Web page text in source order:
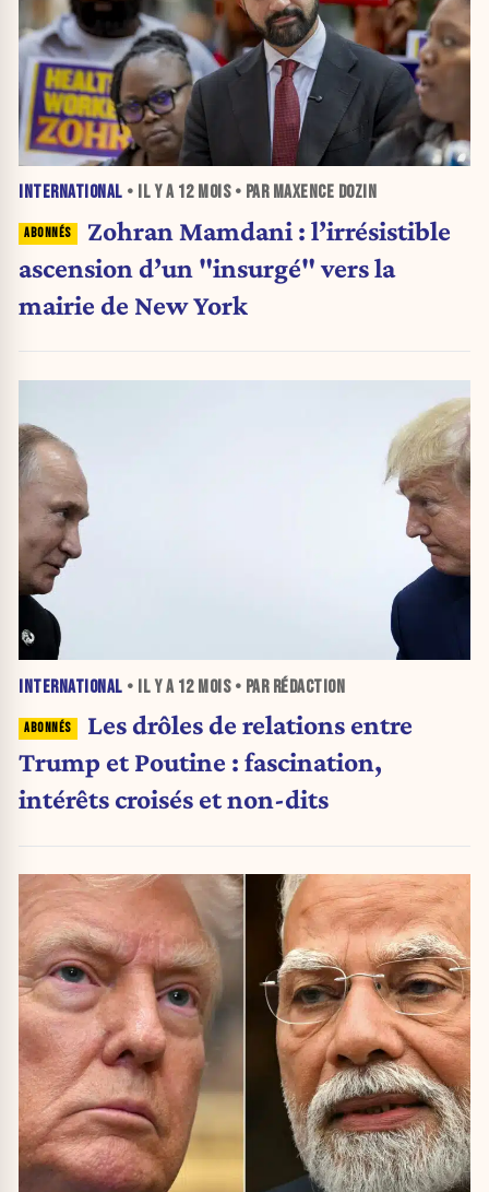
INTERNATIONAL • IL Y A 12 MOIS• PAR MAXENCE DOZIN
Zohran Mamdani : l’irrésistible
ascension d’un "insurgé" vers la
mairie de New York
INTERNATIONAL • IL Y A 12 MOIS• PAR RÉDACTION
Les drôles de relations entre
Trump et Poutine : fascination,
intérêts croisés et non-dits